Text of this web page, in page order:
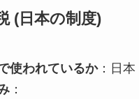
(日本の制度)
使われているか：日本
：